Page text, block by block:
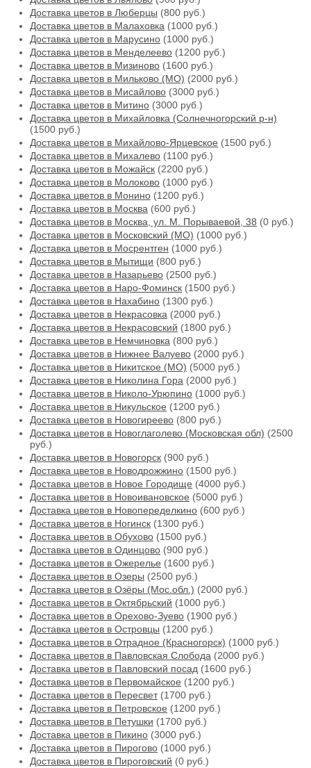
Доставка цветов в Люберцы (800 руб.)
Доставка цветов в Малаховка (1000 руб.)
Доставка цветов в Марусино (1000 руб.)
Доставка цветов в Менделеево (1200 руб.)
Доставка цветов в Мизиново (1600 руб.)
Доставка цветов в Мильково (МО) (2000 руб.)
Доставка цветов в Мисайлово (3000 руб.)
Доставка цветов в Митино (3000 руб.)
Доставка цветов в Михайловка (Солнечногорский р-н)
(1500 руб.)
Доставка цветов в Михайлово-Ярцевское (1500 руб.)
Доставка цветов в Михалево (1100 руб.)
Доставка цветов в Можайск (2200 руб.)
Доставка цветов в Молоково (1000 руб.)
Доставка цветов в Монино (1200 руб.)
Доставка цветов в Москва (600 руб.)
Доставка цветов в Москва, ул. М. Порываевой, 38 (0 руб.)
Доставка цветов в Московский (МО) (1000 руб.)
Доставка цветов в Мосрентген (1000 руб.)
Доставка цветов в Мытищи (800 руб.)
Доставка цветов в Назарьево (2500 руб.)
Доставка цветов в Наро-Фоминск (1500 руб.)
Доставка цветов в Нахабино (1300 руб.)
Доставка цветов в Некрасовка (2000 руб.)
Доставка цветов в Некрасовский (1800 руб.)
Доставка цветов в Немчиновка (800 руб.)
Доставка цветов в Нижнее Валуево (2000 руб.)
Доставка цветов в Никитское (МО) (5000 руб.)
Доставка цветов в Николина Гора (2000 руб.)
Доставка цветов в Николо-Урюпино (1000 руб.)
Доставка цветов в Никульское (1200 руб.)
Доставка цветов в Новогиреево (800 руб.)
Доставка цветов в Новоглаголево (Московская обл) (2500
руб.)
Доставка цветов в Новогорск (900 руб.)
Доставка цветов в Новодрожжино (1500 руб.)
Доставка цветов в Новое Городище (4000 руб.)
Доставка цветов в Новоивановское (5000 руб.)
Доставка цветов в Новопеределкино (600 руб.)
Доставка цветов в Ногинск (1300 руб.)
Доставка цветов в Обухово (1500 руб.)
Доставка цветов в Одинцово (900 руб.)
Доставка цветов в Ожерелье (1600 руб.)
Доставка цветов в Озеры (2500 руб.)
Доставка цветов в Озёры (Мос.обл.) (2000 руб.)
Доставка цветов в Октябрьский (1000 руб.)
Доставка цветов в Орехово-Зуево (1900 руб.)
Доставка цветов в Островцы (1200 руб.)
Доставка цветов в Отрадное (Красногорск) (1000 руб.)
Доставка цветов в Павловская Слобода (2000 руб.)
Доставка цветов в Павловский посад (1600 руб.)
Доставка цветов в Первомайское (1200 руб.)
Доставка цветов в Пересвет(1700 руб.)
Доставка цветов в Петровское (1200 руб.)
Доставка цветов в Петушки (1700 руб.)
Доставка цветов в Пикино (3000 руб.)
Доставка цветов в Пирогово (1000 руб.)
Доставка цветов в Пироговский (0 руб.)